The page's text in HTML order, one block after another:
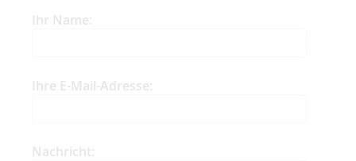
Ihr Name:
Ihre E-Mail-Adresse:
Nachricht: